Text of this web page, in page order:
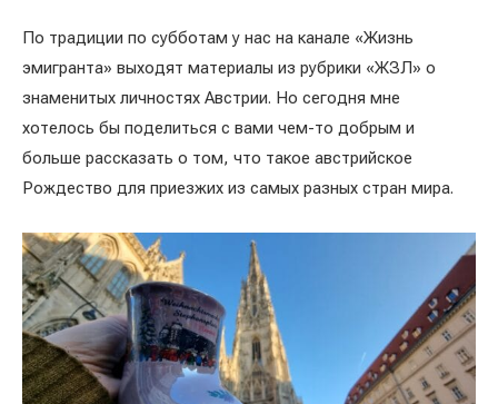
По традиции по субботам у нас на канале «Жизнь
эмигранта» выходят материалы из рубрики «ЖЗЛ» о
знаменитых личностях Австрии. Но сегодня мне
хотелось бы поделиться с вами чем-то добрым и
больше рассказать о том, что такое австрийское
Рождество для приезжих из самых разных стран мира.